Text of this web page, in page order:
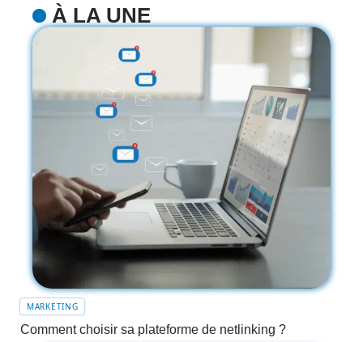
À LA UNE
MARKETING
Comment choisir sa plateforme de netlinking ?